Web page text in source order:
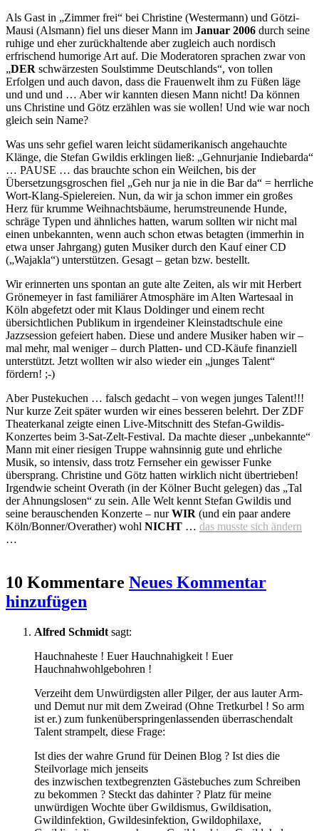
Als Gast in „Zimmer frei“ bei Christine (Westermann) und Götzi-
Mausi (Alsmann) fiel uns dieser Mann im Januar 2006 durch seine
ruhige und eher zurückhaltende aber zugleich auch nordisch
erfrischend humorige Art auf. Die Moderatoren sprachen zwar von
„DER schwärzesten Soulstimme Deutschlands“, von tollen
Erfolgen und auch davon, dass die Frauenwelt ihm zu Füßen läge
und und und … Aber wir kannten diesen Mann nicht! Da können
uns Christine und Götz erzählen was sie wollen! Und wie war noch
gleich sein Name?
Was uns sehr gefiel waren leicht südamerikanisch angehauchte
Klänge, die Stefan Gwildis erklingen ließ: „Gehnurjanie Indiebarda“
… PAUSE … das brauchte schon ein Weilchen, bis der
Übersetzungsgroschen fiel „Geh nur ja nie in die Bar da“ = herrliche
Wort-Klang-Spielereien. Nun, da wir ja schon immer ein großes
Herz für krumme Weihnachtsbäume, herumstreunende Hunde,
schräge Typen und ähnliches hatten, warum sollten wir nicht mal
einen unbekannten, wenn auch schon etwas betagten (immerhin in
etwa unser Jahrgang) guten Musiker durch den Kauf einer CD
(„Wajakla“) unterstützen. Gesagt – getan bzw. bestellt.
Wir erinnerten uns spontan an gute alte Zeiten, als wir mit Herbert
Grönemeyer in fast familiärer Atmosphäre im Alten Wartesaal in
Köln abgefetzt oder mit Klaus Doldinger und einem recht
übersichtlichen Publikum in irgendeiner Kleinstadtschule eine
Jazzsession gefeiert haben. Diese und andere Musiker haben wir –
mal mehr, mal weniger – durch Platten- und CD-Käufe finanziell
unterstützt. Jetzt wollten wir also wieder ein „junges Talent“
fördern! ;-)
Aber Pustekuchen … falsch gedacht – von wegen junges Talent!!!
Nur kurze Zeit später wurden wir eines besseren belehrt. Der ZDF
Theaterkanal zeigte einen Live-Mitschnitt des Stefan-Gwildis-
Konzertes beim 3-Sat-Zelt-Festival. Da machte dieser „unbekannte“
Mann mit einer riesigen Truppe wahnsinnig gute und ehrliche
Musik, so intensiv, dass trotz Fernseher ein gewisser Funke
übersprang. Christine und Götz hatten wirklich nicht übertrieben!
Irgendwie scheint Overath (in der Kölner Bucht gelegen) das „Tal
der Ahnungslosen“ zu sein. Alle Welt kennt Stefan Gwildis und
seine berauschenden Konzerte – nurWIR (und ein paar andere
Köln/Bonner/Overather) wohl NICHT … das musste sich ändern
…
10 Kommentare Neues Kommentar
hinzufügen
Alfred Schmidt sagt:
Hauchnaheste ! Euer Hauchnahigkeit ! Euer
Hauchnahwohlgebohren !
Verzeiht dem Unwürdigsten aller Pilger, der aus lauter Arm-
und Demut nur mit dem Zweirad (Ohne Tretkurbel ! So arm
ist er.) zum funkenüberspringenlassenden überraschendalt
Talent strampelt, diese Frage:
Ist dies der wahre Grund für Deinen Blog ? Ist dies die
Steilvorlage mich jenseits
des inzwischen textbegrenzten Gästebuches zum Schreiben
zu bekommen ? Steckt das dahinter ? Platz für meine
unwürdigen Wochte über Gwildismus, Gwildisation,
Gwildinfektion, Gwildesinfektion, Gwildophilaxe,